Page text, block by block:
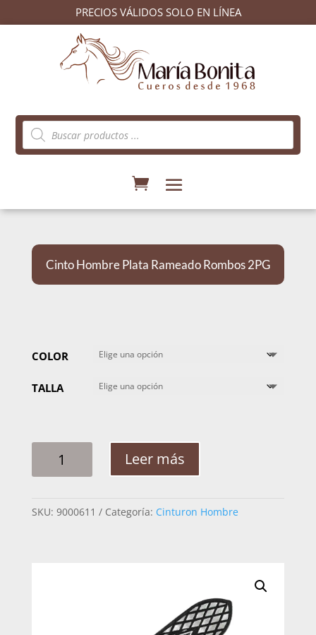
PRECIOS VÁLIDOS SOLO EN LÍNEA
Búsqueda
de
productos
Cinto Hombre Plata Rameado Rombos 2PG
COLOR
TALLA
HOMBRE
ROMBOS
Leer más
SKU: 9000611 Categoría: Cinturon Hombre